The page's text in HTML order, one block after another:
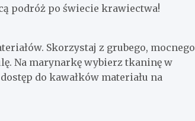
podróż po świecie krawiectwa!
Skorzystaj z grubego, mocnego
Na marynarkę wybierz tkaninę w
do kawałków materiału na